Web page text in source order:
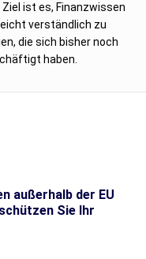
ist es, Finanzwissen
verständlich zu
die sich bisher noch
haben.
außerhalb der EU
Sie Ihr